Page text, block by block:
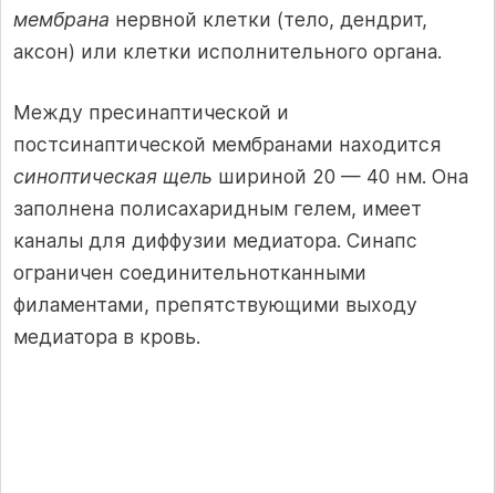
мембрана нервной клетки (тело, дендрит,
аксон) или клетки исполнительного органа.
Между пресинаптической и
постсинаптической мембранами находится
синоптическая щель шириной 20 — 40 нм. Она
заполнена полисахаридным гелем, имеет
каналы для диффузии медиатора. Синапс
ограничен соединительнотканными
филаментами, препятствующими выходу
медиатора в кровь.